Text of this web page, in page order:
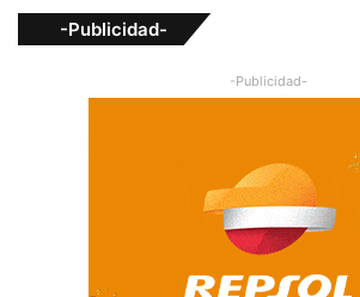
-Publicidad-
-Publicidad-